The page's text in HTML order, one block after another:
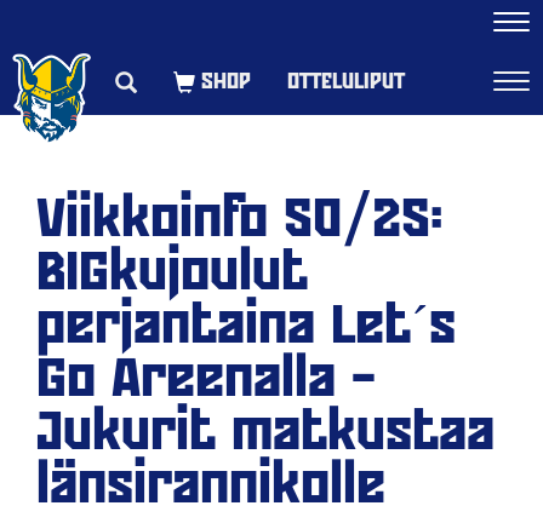
OTTELULIPUT
Viikkoinfo 50/25:
BIGkujoulut
perjantaina Let´s
Go Areenalla –
Jukurit matkustaa
länsirannikolle